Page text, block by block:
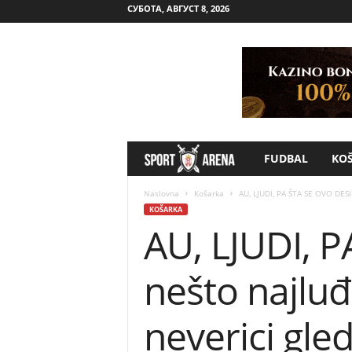
СУБОТА, АВГУСТ 8, 2026
p
r
t
A
FUDBAL
Naslovna Košarka AU, LJUDI, PA ŠTA SE OVO
KOŠARKA
AU, LJUDI,
nešto
neverici